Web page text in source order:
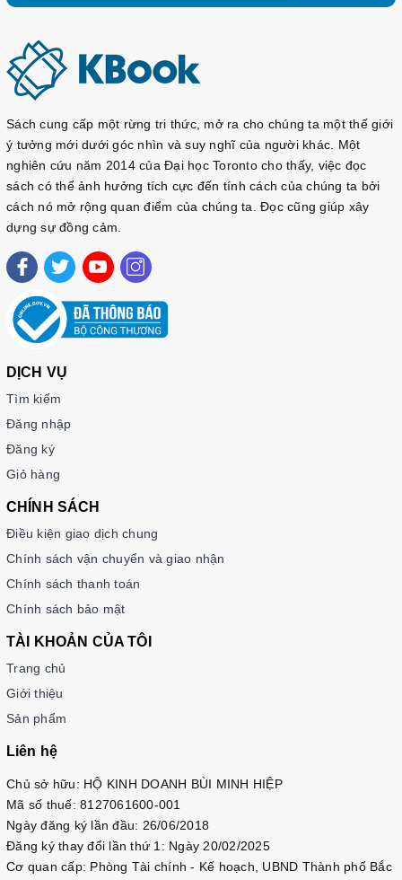
Sách cung cấp một rừng tri thức, mở ra cho chúng ta một thế giới
ý tưởng mới dưới góc nhìn và suy nghĩ của người khác. Một
nghiên cứu năm 2014 của Đại học Toronto cho thấy, việc đọc
sách có thể ảnh hưởng tích cực đến tính cách của chúng ta bởi
cách nó mở rộng quan điểm của chúng ta. Đọc cũng giúp xây
dựng sự đồng cảm.
DỊCH VỤ
Tìm kiếm
Đăng nhập
Đăng ký
Giỏ hàng
CHÍNH SÁCH
Điều kiện giao dịch chung
Chính sách vận chuyển và giao nhận
Chính sách thanh toán
Chính sách bảo mật
TÀI KHOẢN CỦA TÔI
Trang chủ
Giới thiệu
Sản phẩm
Liên hệ
Chủ sở hữu: HỘ KINH DOANH BÙI MINH HIỆP
Mã số thuế: 8127061600-001
Ngày đăng ký lần đầu: 26/06/2018
Đăng ký thay đổi lần thứ 1: Ngày 20/02/2025
Cơ quan cấp: Phòng Tài chính - Kế hoạch, UBND Thành phố Bắc